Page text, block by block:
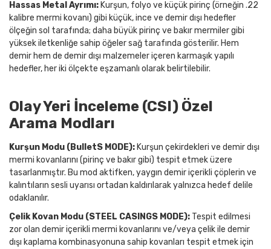
Hassas Metal Ayrımı: Kurşun, folyo ve küçük pirinç (örneğin .22
kalibre mermi kovanı) gibi küçük, ince ve demir dışı hedefler
ölçeğin sol tarafında; daha büyük pirinç ve bakır mermiler gibi
yüksek iletkenliğe sahip öğeler sağ tarafında gösterilir. Hem
demir hem de demir dışı malzemeler içeren karmaşık yapılı
hedefler, her iki ölçekte eşzamanlı olarak belirtilebilir.
Olay Yeri İnceleme (CSI) Özel
Arama Modları
Kurşun Modu (BulletS MODE): Kurşun çekirdekleri ve demir dışı
mermi kovanlarını (pirinç ve bakır gibi) tespit etmek üzere
tasarlanmıştır. Bu mod aktifken, yaygın demir içerikli çöplerin ve
kalıntıların sesli uyarısı ortadan kaldırılarak yalnızca hedef delile
odaklanılır.
Çelik Kovan Modu (STEEL CASINGS MODE): Tespit edilmesi
zor olan demir içerikli mermi kovanlarını ve/veya çelik ile demir
dışı kaplama kombinasyonuna sahip kovanları tespit etmek için